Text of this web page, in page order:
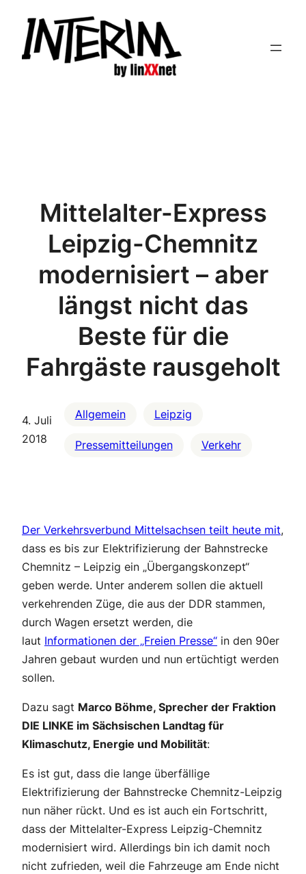
Inhalt
springen
Mittelalter-Express
Leipzig-Chemnitz
modernisiert – aber
längst nicht das
Beste für die
Fahrgäste rausgeholt
4. Juli
2018
Allgemein Leipzig
Pressemitteilungen Verkehr
Der Verkehrsverbund Mittelsachsen teilt heute mit,
dass es bis zur Elektrifizierung der Bahnstrecke
Chemnitz – Leipzig ein „Übergangskonzept“
geben werde. Unter anderem sollen die aktuell
verkehrenden Züge, die aus der DDR stammen,
durch Wagen ersetzt werden, die
laut Informationen der „Freien Presse“ in den 90er
Jahren gebaut wurden und nun ertüchtigt werden
sollen.
Dazu sagt Marco Böhme, Sprecher der Fraktion
DIE LINKE im Sächsischen Landtag für
Klimaschutz, Energie und Mobilität:
Es ist gut, dass die lange überfällige
Elektrifizierung der Bahnstrecke Chemnitz-Leipzig
nun näher rückt. Und es ist auch ein Fortschritt,
dass der Mittelalter-Express Leipzig-Chemnitz
modernisiert wird. Allerdings bin ich damit noch
nicht zufrieden, weil die Fahrzeuge am Ende nicht